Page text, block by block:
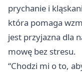
prychanie i
która pomaga
jest przyjazna dla
mowę bez stresu.
“Chodzi mi o to,